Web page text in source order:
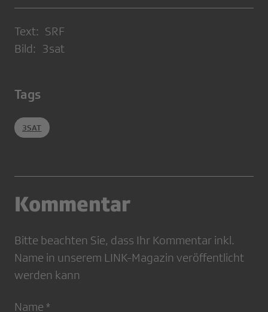
Text: SRF
Bild: 3sat
Tags
3SAT
Kommentar
Bitte beachten Sie, dass Ihr Kommentar inkl.
Name in unserem LINK-Magazin veröffentlicht
werden kann
Name *